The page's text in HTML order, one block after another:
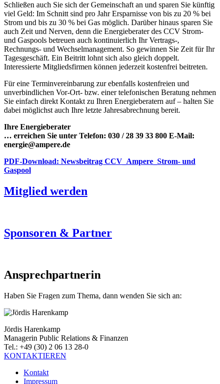
Schließen auch Sie sich der Gemeinschaft an und sparen Sie künftig
viel Geld: Im Schnitt sind pro Jahr Ersparnisse von bis zu 20 % bei
Strom und bis zu 30 % bei Gas möglich. Darüber hinaus sparen Sie
auch Zeit und Nerven, denn die Energieberater des CCV Strom-
und Gaspools betreuen auch kontinuierlich Ihr Vertrags-,
Rechnungs- und Wechselmanagement. So gewinnen Sie Zeit für Ihr
Tagesgeschäft. Ein Beitritt lohnt sich also gleich doppelt.
Interessierte Mitgliedsfirmen können jederzeit kostenfrei beitreten.
Für eine Terminvereinbarung zur ebenfalls kostenfreien und
unverbindlichen Vor-Ort- bzw. einer telefonischen Beratung nehmen
Sie einfach direkt Kontakt zu Ihren Energieberatern auf – halten Sie
dabei möglichst auch Ihre letzte Jahresabrechnung bereit.
Ihre Energieberater
… erreichen Sie unter Telefon: 030 / 28 39 33 800 E-Mail:
energie@ampere.de
PDF-Download: Newsbeitrag CCV_Ampere_Strom- und
Gaspool
Mitglied werden
Sponsoren & Partner
Ansprechpartnerin
Haben Sie Fragen zum Thema, dann wenden Sie sich an:
Jördis Harenkamp
Managerin Public Relations & Finanzen
Tel.: +49 (30) 2 06 13 28-0
KONTAKTIEREN
Kontakt
Impressum